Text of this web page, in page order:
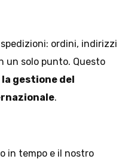
ordini, indirizzi
un solo punto. Questo
gestione del
.
in tempo e il nostro